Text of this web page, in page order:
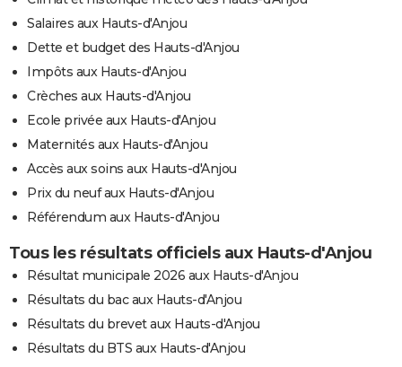
Salaires aux Hauts-d'Anjou
Dette et budget des Hauts-d'Anjou
Impôts aux Hauts-d'Anjou
Crèches aux Hauts-d'Anjou
Ecole privée aux Hauts-d'Anjou
Maternités aux Hauts-d'Anjou
Accès aux soins aux Hauts-d'Anjou
Prix du neuf aux Hauts-d'Anjou
Référendum aux Hauts-d'Anjou
Tous les résultats officiels aux Hauts-d'Anjou
Résultat municipale 2026 aux Hauts-d'Anjou
Résultats du bac aux Hauts-d'Anjou
Résultats du brevet aux Hauts-d'Anjou
Résultats du BTS aux Hauts-d'Anjou